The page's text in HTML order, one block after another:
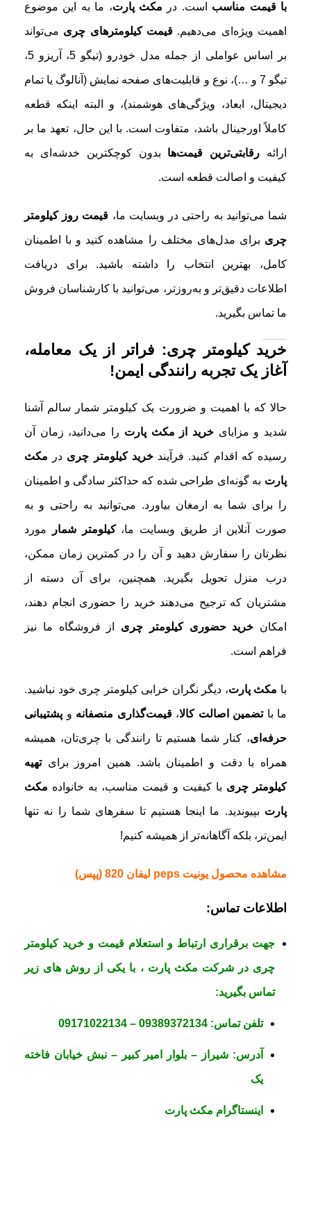
با قیمت مناسب است. در مکث پارت، ما به این موضوع
اهمیت ویژه‌ای می‌دهیم. قیمت کیلومترهای چری می‌تواند
بر اساس عواملی از جمله مدل خودرو (تیگو 5، آریزو 5،
تیگو 7 و …)، نوع و قابلیت‌های صفحه نمایش (آنالوگ یا تمام
دیجیتال، ابعاد، ویژگی‌های هوشمند)، و البته اینکه قطعه
کاملاً اورجینال باشد، متفاوت است. با این حال، تعهد ما بر
ارائه رقابتی‌ترین قیمت‌ها بدون کوچکترین خدشه‌ای به
کیفیت و اصالت قطعه است.
شما می‌توانید به راحتی در وبسایت ما، قیمت روز کیلومتر
چری برای مدل‌های مختلف را مشاهده کنید و با اطمینان
کامل، بهترین انتخاب را داشته باشید. برای دریافت
اطلاعات دقیق‌تر و به‌روزتر، می‌توانید با کارشناسان فروش
ما تماس بگیرید.
خرید کیلومتر چری: فراتر از یک معامله،
آغاز یک تجربه رانندگی ایمن!
حالا که با اهمیت و ضرورت یک کیلومتر شمار سالم آشنا
شدید و مزایایخرید از مکث پارت را می‌دانید، زمان آن
رسیده که اقدام کنید. فرآیندخرید کیلومتر چری در مکث
پارت به گونه‌ای طراحی شده که حداکثر سادگی و اطمینان
را برای شما به ارمغان بیاورد. می‌توانید به راحتی و به
صورت آنلاین از طریق وبسایت ما،کیلومتر شمار مورد
نظرتان را سفارش دهید و آن را در کمترین زمان ممکن،
درب منزل تحویل بگیرید. همچنین، برای آن دسته از
مشتریان که ترجیح می‌دهند خرید را حضوری انجام دهند،
امکان خرید حضوری کیلومتر چری از فروشگاه ما نیز
فراهم است.
با مکث پارت، دیگر نگران خرابی کیلومتر چری خود نباشید.
ما باتضمین اصالت کالا،قیمت‌گذاری منصفانه و پشتیبانی
حرفه‌ای، کنار شما هستیم تا رانندگی با چری‌تان، همیشه
همراه با دقت و اطمینان باشد. همین امروز برایتهیه
کیلومتر چری با کیفیت و قیمت مناسب، به خانواده مکث
پارت بپیوندید. ما اینجا هستیم تا سفرهای شما را نه تنها
ایمن‌تر، بلکه آگاهانه‌تر از همیشه کنیم!
مشاهده محصول یونیت peps لیفان 820 (پپس)
اطلاعات تماس:
جهت برقراری ارتباط و استعلام قیمت و خرید کیلومتر
چری درشرکت مکث پارت ، با یکی از روش های زیر
تماس بگیرید:
تلفن تماس: 09389372134
–
09171022134
آدرس: شیراز – بلوار امیر کبیر – نبش خیابان فاخته
یک
اینستاگرام مکث پارت